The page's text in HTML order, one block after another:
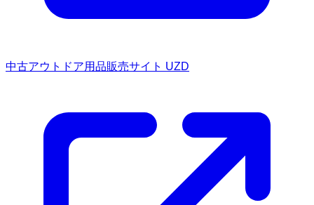
中古アウトドア用品販売サイト UZD